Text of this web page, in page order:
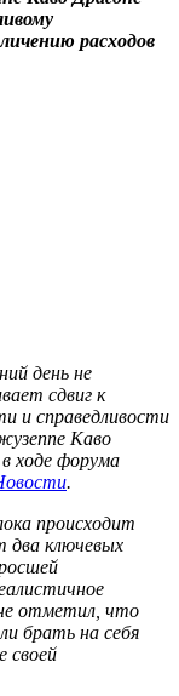
расходов
день не
сдвиг к
и справедливости
Каво
ходе форума
.
происходит
два ключевых
отметил, что
брать на себя
своей